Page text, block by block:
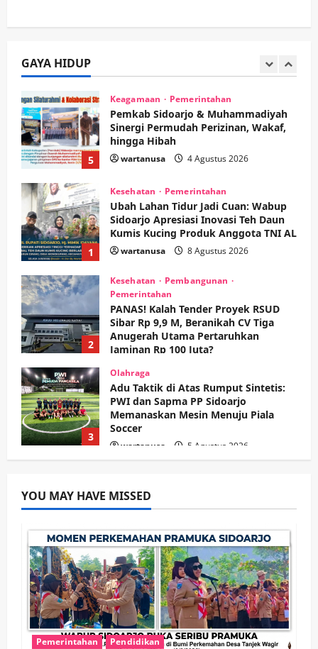
GAYA HIDUP
4
wartanusa 4 Agustus 2026
5
Keagamaan Pemerintahan
Pemkab Sidoarjo & Muhammadiyah
Sinergi Permudah Perizinan, Wakaf,
hingga Hibah
wartanusa 4 Agustus 2026
1
Kesehatan Pemerintahan
Ubah Lahan Tidur Jadi Cuan: Wabup
Sidoarjo Apresiasi Inovasi Teh Daun
Kumis Kucing Produk Anggota TNI AL
wartanusa 8 Agustus 2026
2
Kesehatan
Pembangunan
Pemerintahan
PANAS! Kalah Tender Proyek RSUD
Sibar Rp 9,9 M, Beranikah CV Tiga
Anugerah Utama Pertaruhkan
Jaminan Rp 100 Juta?
wartanusa
3
Olahraga
Adu Taktik di Atas Rumput Sintetis:
PWI dan Sapma PP Sidoarjo
Memanaskan Mesin Menuju Piala
Soccer
wartanusa 5 Agustus 2026
4
Tumplek Blek di Bazar Rakyat Jalan
Jambu, Borong Kuliner UMKM Sambil
wartanusa 4 Agustus 2026
5
Keagamaan Pemerintahan
Pemkab Sidoarjo & Muhammadiyah
Sinergi Permudah Perizinan, Wakaf,
hingga Hibah
wartanusa 4 Agustus 2026
YOU MAY HAVE MISSED
Pemerintahan Pendidikan